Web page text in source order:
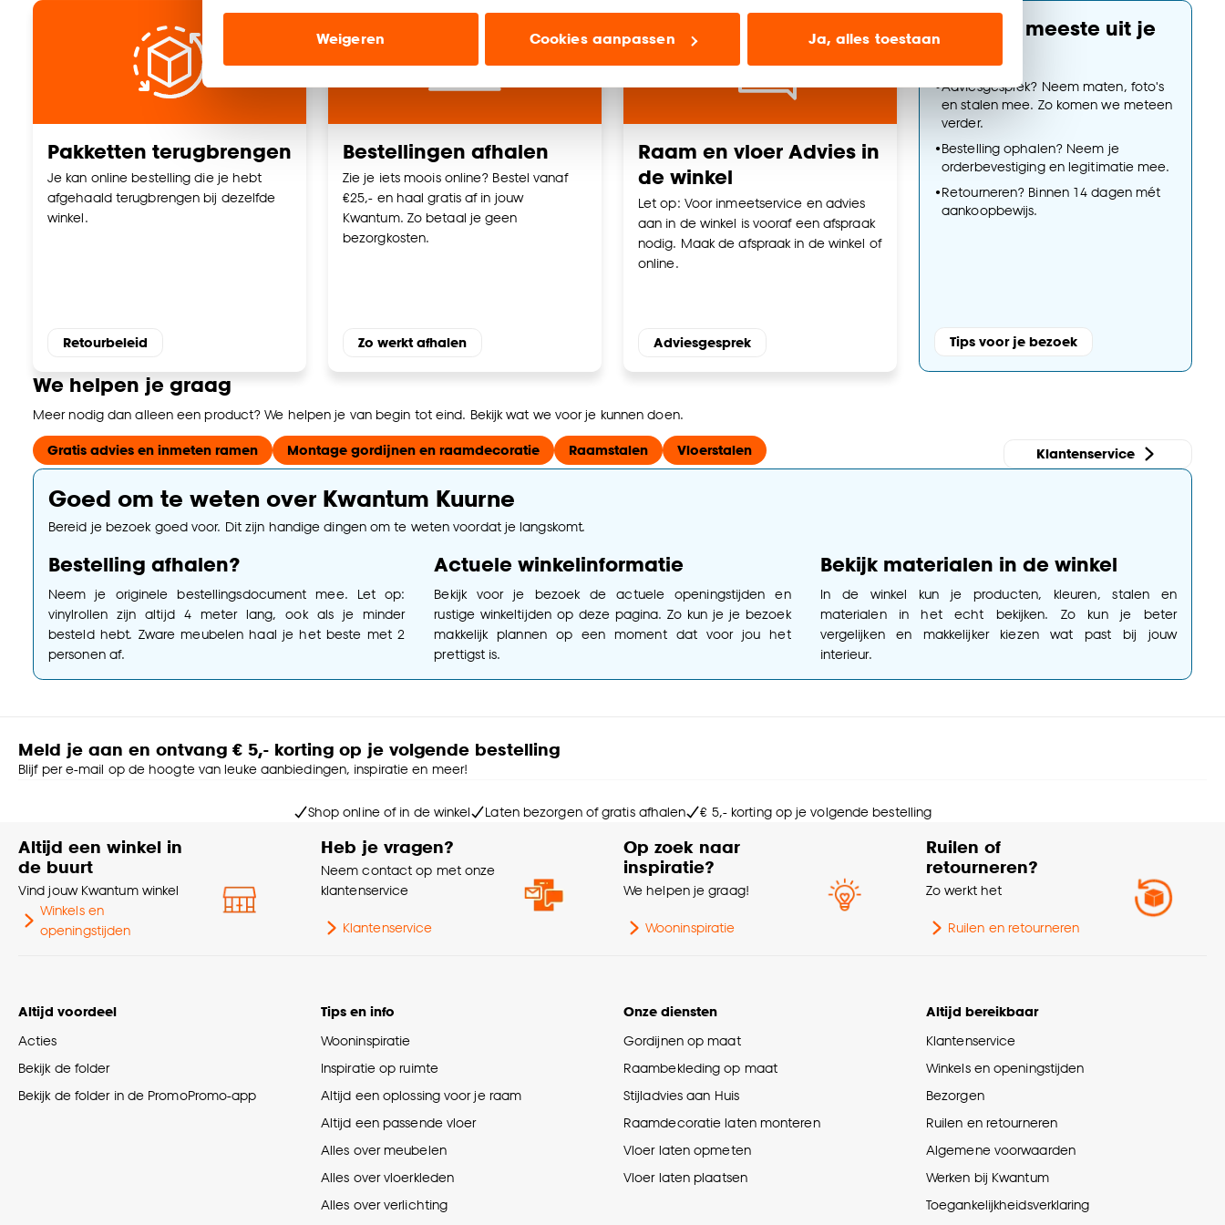
ook buiten de website voor advertenties en communicatie.
Klik op ‘Ja, alles toestaan’ om gebruik te maken van alle cookies, of klik op ‘weigeren’ om alleen de
Goed om te weten is dat je deze keuze altijd nog kan aanpassen, bekijk hiervoor onze cookieverklaring.
Weigeren Cookies aanpassen Ja, alles toestaan
Pakketten terugbrengen
Je kan online bestelling die je hebt
afgehaald terugbrengen bij dezelfde
winkel.
Retourbeleid
Bestellingen afhalen
Zie je iets moois online? Bestel vanaf
€25,- en haal gratis af in jouw
Kwantum. Zo betaal je geen
bezorgkosten.
Zo werkt afhalen
Raam en vloer Advies in
de winkel
Let op: Voor inmeetservice en advies
aan in de winkel is vooraf een afspraak
nodig. Maak de afspraak in de winkel of
online.
Adviesgesprek
Haal het meeste uit je
•Adviesgesprek? Neem maten, foto's
en stalen mee. Zo komen we meteen
verder.
•Bestelling ophalen? Neem je
orderbevestiging en legitimatie mee.
•Retourneren? Binnen 14 dagen mét
aankoopbewijs.
Tips voor je bezoek
We helpen je graag
Meer nodig dan alleen een product? We helpen je van begin tot eind. Bekijk wat we voor je kunnen doen.
Gratis advies en inmeten ramen Montage gordijnen en raamdecoratie Raamstalen Vloerstalen Klantenservice
Goed om te weten over Kwantum Kuurne
Bereid je bezoek goed voor. Dit zijn handige dingen om te weten voordat je langskomt.
Bestelling afhalen?
Neem je originele bestellingsdocument mee. Let op:
vinylrollen zijn altijd 4 meter lang, ook als je minder
besteld hebt. Zware meubelen haal je het beste met 2
personen af.
Actuele winkelinformatie
Bekijk voor je bezoek de actuele openingstijden en
rustige winkeltijden op deze pagina. Zo kun je je bezoek
makkelijk plannen op een moment dat voor jou het
prettigst is.
Bekijk materialen in de winkel
In de winkel kun je producten, kleuren, stalen en
materialen in het echt bekijken. Zo kun je beter
vergelijken en makkelijker kiezen wat past bij jouw
interieur.
Meld je aan en ontvang € 5,- korting op je volgende bestelling
Blijf per e-mail op de hoogte van leuke aanbiedingen, inspiratie en meer!
Shop online of in de winkel Laten bezorgen of gratis afhalen € 5,- korting op je volgende bestelling
Altijd een winkel in
de buurt
Vind jouw Kwantum winkel
Winkels en
openingstijden
Heb je vragen?
Neem contact op met onze
klantenservice
Klantenservice
Op zoek naar
inspiratie?
We helpen je graag!
Wooninspiratie
Ruilen of
retourneren?
Zo werkt het
Ruilen en retourneren
Altijd voordeel
Acties
Bekijk de folder
Bekijk de folder in de PromoPromo-app
Tips en info
Wooninspiratie
Inspiratie op ruimte
Altijd een oplossing voor je raam
Altijd een passende vloer
Alles over meubelen
Alles over vloerkleden
Alles over verlichting
Onze diensten
Gordijnen op maat
Raambekleding op maat
Stijladvies aan Huis
Raamdecoratie laten monteren
Vloer laten opmeten
Vloer laten plaatsen
Altijd bereikbaar
Klantenservice
Winkels en openingstijden
Bezorgen
Ruilen en retourneren
Algemene voorwaarden
Werken bij Kwantum
Toegankelijkheidsverklaring